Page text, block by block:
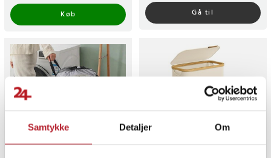
Samtykke Detaljer Om
Køb
Gå til